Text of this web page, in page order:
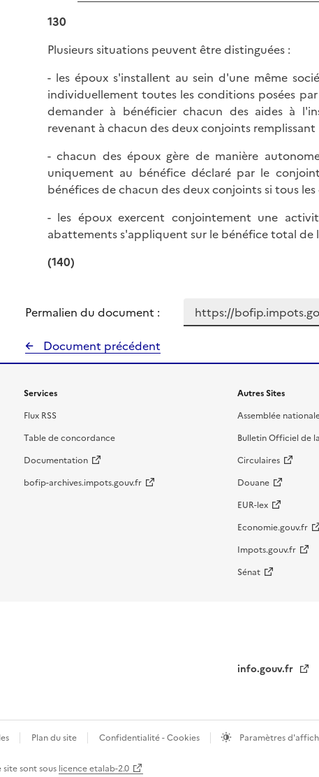
130
Plusieurs situations peuvent être distinguées :
- les époux s'installent au sein d'une même
individuellement toutes les conditions posées
demander à bénéficier chacun des aides à
revenant à chacun des deux conjoints
- chacun des époux gère de manière
uniquement au bénéfice déclaré par le
bénéfices de chacun des deux conjoints si tous
- les époux exercent conjointement une
abattements s'appliquent sur le bénéfice total de
(140)
Permalien du document :
Document précédent
Services
Flux RSS
Table de concordance
Documentation
bofip-archives.impots.gouv.fr
Autres Sites
Assemblée
Bulletin Officiel de
Circulaires
Douane
EUR-lex
Economie.gouv.fr
Impots.gouv.fr
Sénat
info.gouv.fr
Plan du site Confidentialité - Cookies Paramètres
sont sous licence etalab-2.0